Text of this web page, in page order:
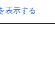
表示する